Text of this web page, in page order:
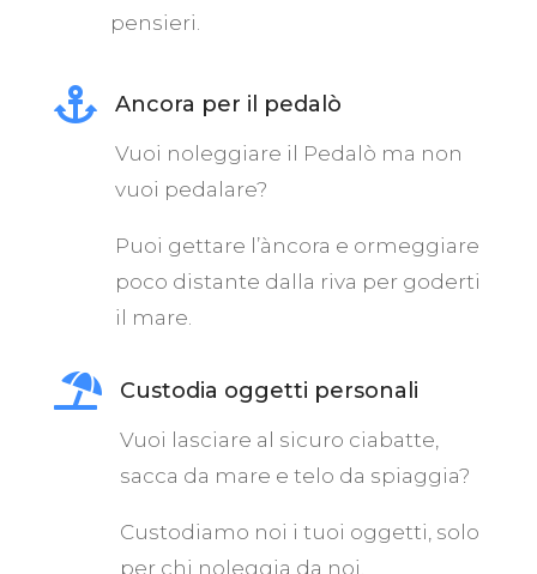
pensieri.
 Ancora per il pedalò
Vuoi noleggiare il Pedalò ma non
vuoi pedalare?
Puoi gettare l’àncora e ormeggiare
poco distante dalla riva per goderti
il mare.
 Custodia oggetti personali
Vuoi lasciare al sicuro ciabatte,
sacca da mare e telo da spiaggia?
Custodiamo noi i tuoi oggetti, solo
per chi noleggia da noi.